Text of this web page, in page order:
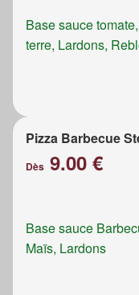
Base sauce
terre, Lardons,
Pizza Barbecue
Dès 9.00 €
Base sauce
Maïs, Lardons